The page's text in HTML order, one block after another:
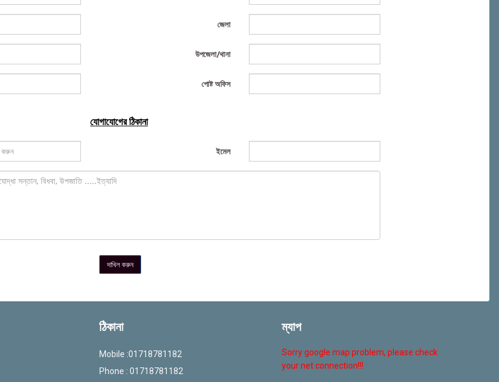
জেলা
উপজেলা/থানা
পোষ্ট অফিস
যোগাযোগের ঠিকানা
ইমেল
দাখিল করুন
ঠিকানা
Mobile :01718781182
Phone : 01718781182
ম্যাপ
Sorry google map problem, please check
your net connection!!!